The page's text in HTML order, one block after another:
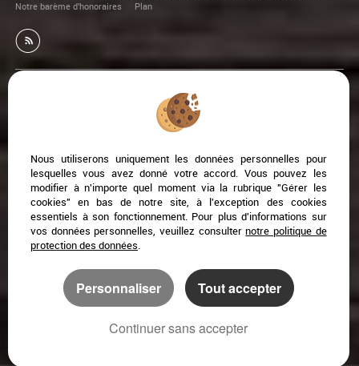
Notre barème d'honoraires
Plan
Afin de vous offrir un confort de lecture permanent, depuis
votre PC, votre tablette ou votre smartphone, notre site
Logiciel transaction
Création site internet immobilier
Référencement site immobilier
Narbonne (11100)
Coursan (11110)
Ventenac En Minervois (11120)
Armissan (11110)
Ginestas (11120)
Saint Andre De Roquelongue (11200)
Marcorignan (11120)
Nous utiliserons uniquement les données personnelles pour
lesquelles vous avez donné votre accord. Vous pouvez les
modifier à n'importe quel moment via la rubrique "Gérer les
cookies" en bas de notre site, à l'exception des cookies
essentiels à son fonctionnement. Pour plus d'informations sur
vos données personnelles, veuillez consulternotre politique de
protection des données.
Personnaliser Tout accepter
Continuer sans accepter